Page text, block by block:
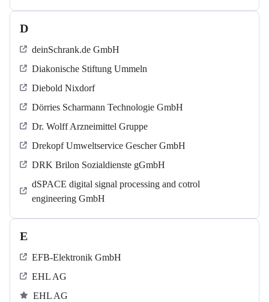
D
deinSchrank.de GmbH
Diakonische Stiftung Ummeln
Diebold Nixdorf
Dörries Scharmann Technologie GmbH
Dr. Wolff Arzneimittel Gruppe
Drekopf Umweltservice Gescher GmbH
DRK Brilon Sozialdienste gGmbH
dSPACE digital signal processing and cotrol
engineering GmbH
E
EFB-Elektronik GmbH
EHL AG
EHL AG